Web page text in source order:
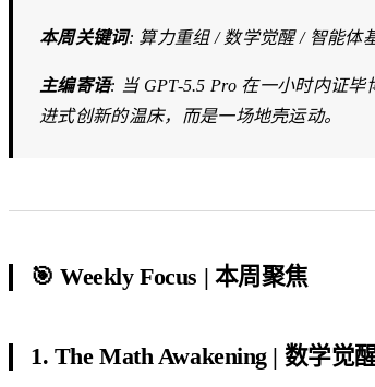
本周关键词: 算力重组 / 数学觉醒 / 智能体
主编寄语: 当 GPT-5.5 Pro 在一小时内证
进式创新的温床，而是一场地壳运动。
🎯 Weekly Focus | 本周聚焦
1. The Math Awakening | 数学